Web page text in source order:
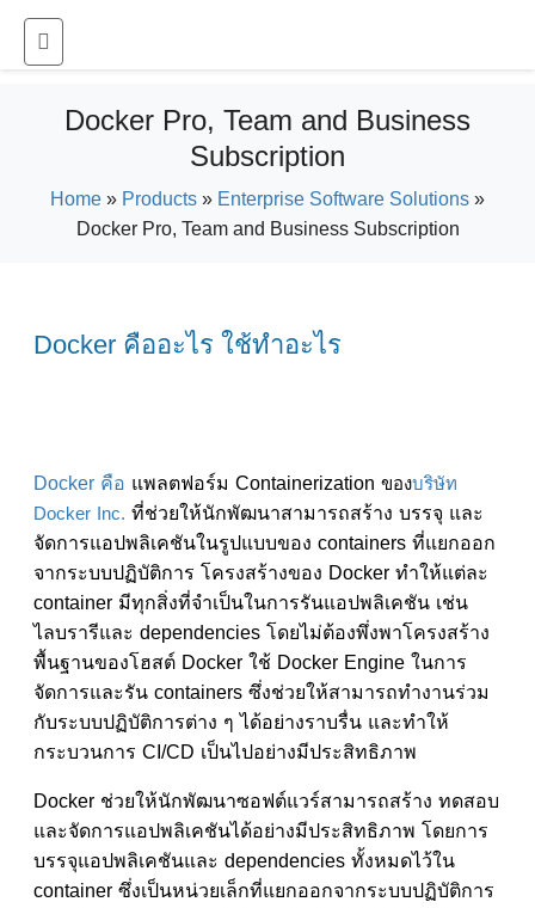
Docker Pro, Team and Business
Subscription
Home » Products » Enterprise Software Solutions »
Docker Pro, Team and Business Subscription
Docker คืออะไร ใช้ทำอะไร
Docker คือ แพลตฟอร์ม Containerization ของบริษัท
Docker Inc. ที่ช่วยให้นักพัฒนาสามารถสร้าง บรรจุ และ
จัดการแอปพลิเคชันในรูปแบบของ containers ที่แยกออก
จากระบบปฏิบัติการ โครงสร้างของ Docker ทำให้แต่ละ
container มีทุกสิ่งที่จำเป็นในการรันแอปพลิเคชัน เช่น
ไลบรารีและ dependencies โดยไม่ต้องพึ่งพาโครงสร้าง
พื้นฐานของโฮสต์ Docker ใช้ Docker Engine ในการ
จัดการและรัน containers ซึ่งช่วยให้สามารถทำงานร่วม
กับระบบปฏิบัติการต่าง ๆ ได้อย่างราบรื่น และทำให้
กระบวนการ CI/CD เป็นไปอย่างมีประสิทธิภาพ
Docker ช่วยให้นักพัฒนาซอฟต์แวร์สามารถสร้าง ทดสอบ
และจัดการแอปพลิเคชันได้อย่างมีประสิทธิภาพ โดยการ
บรรจุแอปพลิเคชันและ dependencies ทั้งหมดไว้ใน
container ซึ่งเป็นหน่วยเล็กที่แยกออกจากระบบปฏิบัติการ